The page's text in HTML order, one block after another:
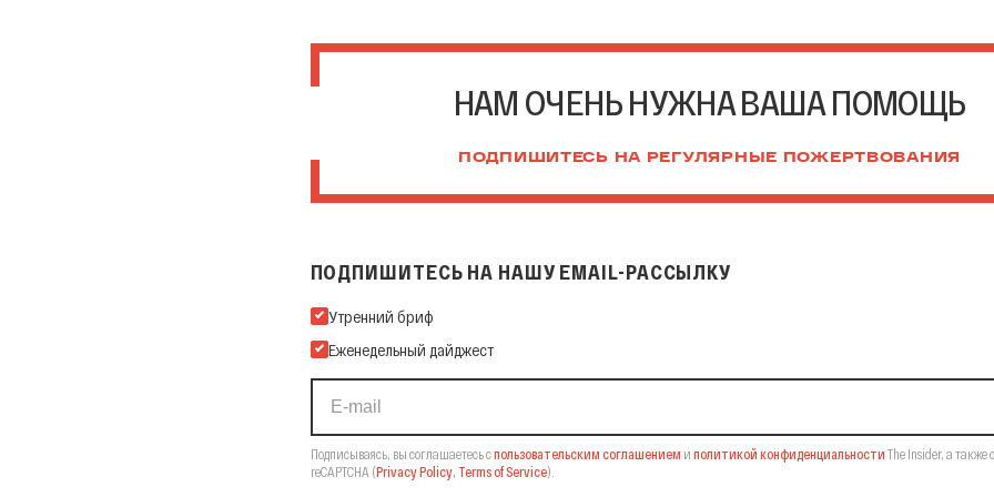
НАМ ОЧЕНЬ НУЖНА ВАША ПОМОЩЬ
ПОДПИШИТЕСЬ НА РЕГУЛЯРНЫЕ ПОЖЕРТВОВАНИЯ
ПОДПИШИТЕСЬ НА НАШУ EMAIL-РАССЫЛКУ
Подпишитесь на нашу Email-рассылку
Утренний бриф
Еженедельный дайджест
Подписываясь, вы соглашаетесь спользовательским соглашением и политикой конфиденциальности The Insider, а также
reCAPTCHA (Privacy Policy, Terms of Service).